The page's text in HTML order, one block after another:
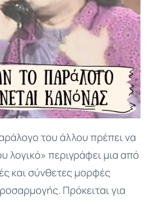
του άλλου πρέπει να
λογικό» περιγράφει μια από
και σύνθετες μορφές
Πρόκειται για